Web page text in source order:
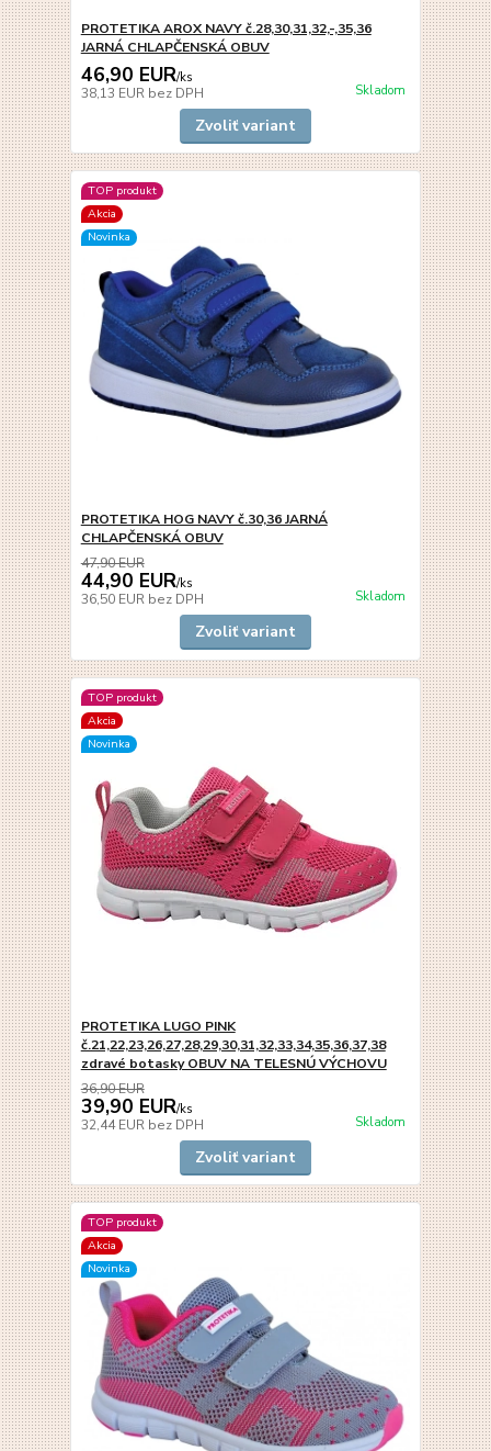
PROTETIKA AROX NAVY č.28,30,31,32,-,35,36
JARNÁ CHLAPČENSKÁ OBUV
46,90 EUR/ks
38,13 EUR bez DPH Skladom
Zvoliť variant
TOP produkt
Akcia
Novinka
PROTETIKA HOG NAVY č.30,36 JARNÁ
CHLAPČENSKÁ OBUV
47,90 EUR
44,90 EUR/ks
36,50 EUR bez DPH Skladom
Zvoliť variant
TOP produkt
Akcia
Novinka
PROTETIKA LUGO PINK
č.21,22,23,26,27,28,29,30,31,32,33,34,35,36,37,38
zdravé botasky OBUV NA TELESNÚ VÝCHOVU
36,90 EUR
39,90 EUR/ks
32,44 EUR bez DPH Skladom
Zvoliť variant
TOP produkt
Akcia
Novinka